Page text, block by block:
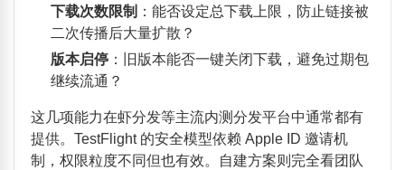
下载次数限制 ：能否设定总下载上限，防止链接被
二次传播后大量扩散？
版本启停：旧版本能否一键关闭下载，避免过期包
继续流通？
这几项能力在虾分发等主流内测分发平台中通常都有
提供。TestFlight 的安全模型依赖 Apple ID 邀请机
制，权限粒度不同但也有效。自建方案则完全看团队